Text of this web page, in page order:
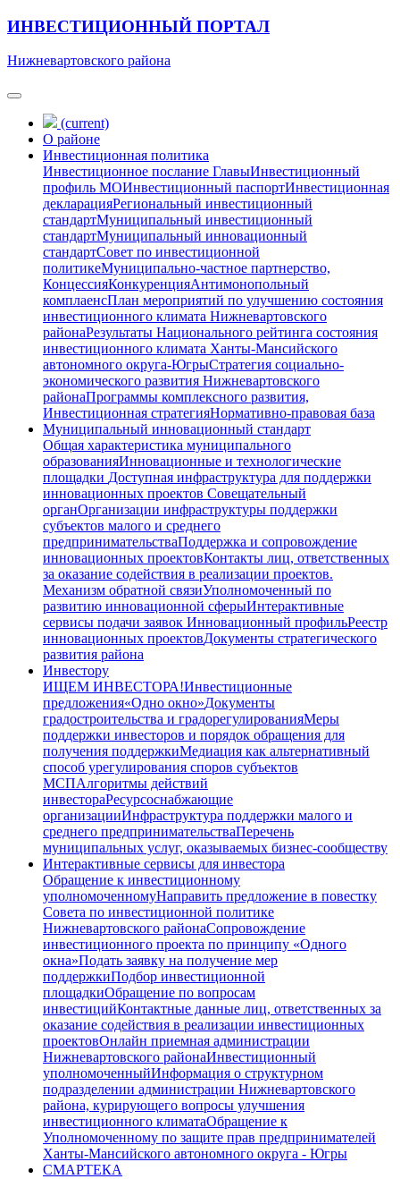
ИНВЕСТИЦИОННЫЙ ПОРТАЛ
Нижневартовского района
(current)
О районе
Инвестиционная политика
Инвестиционное послание ГлавыИнвестиционный
профиль МОИнвестиционный паспортИнвестиционная
декларацияРегиональный инвестиционный
стандартМуниципальный инвестиционный
стандартМуниципальный инновационный
стандартСовет по инвестиционной
политикеМуниципально-частное партнерство,
КонцессияКонкуренцияАнтимонопольный
комплаенсПлан мероприятий по улучшению состояния
инвестиционного климата Нижневартовского
районаРезультаты Национального рейтинга состояния
инвестиционного климата Ханты-Мансийского
автономного округа-ЮгрыСтратегия социально-
экономического развития Нижневартовского
районаПрограммы комплексного развития,
Инвестиционная стратегияНормативно-правовая база
Муниципальный инновационный стандарт
Общая характеристика муниципального
образованияИнновационные и технологические
площадки Доступная инфраструктура для поддержки
инновационных проектов Совещательный
органОрганизации инфраструктуры поддержки
субъектов малого и среднего
предпринимательстваПоддержка и сопровождение
инновационных проектовКонтакты лиц, ответственных
за оказание содействия в реализации проектов.
Механизм обратной связиУполномоченный по
развитию инновационной сферыИнтерактивные
сервисы подачи заявок Инновационный профильРеестр
инновационных проектовДокументы стратегического
развития района
Инвестору
ИЩЕМ ИНВЕСТОРА!Инвестиционные
предложения«Одно окно»Документы
градостроительства и градорегулированияМеры
поддержки инвесторов и порядок обращения для
получения поддержкиМедиация как альтернативный
способ урегулирования споров субъектов
МСПАлгоритмы действий
инвестораРесурсоснабжающие
организацииИнфраструктура поддержки малого и
среднего предпринимательстваПеречень
муниципальных услуг, оказываемых бизнес-сообществу
Интерактивные сервисы для инвестора
Обращение к инвестиционному
уполномоченномуНаправить предложение в повестку
Совета по инвестиционной политике
Нижневартовского районаСопровождение
инвестиционного проекта по принципу «Одного
окна»Подать заявку на получение мер
поддержкиПодбор инвестиционной
площадкиОбращение по вопросам
инвестицийКонтактные данные лиц, ответственных за
оказание содействия в реализации инвестиционных
проектовОнлайн приемная администрации
Нижневартовского районаИнвестиционный
уполномоченныйИнформация о структурном
подразделении администрации Нижневартовского
района, курирующего вопросы улучшения
инвестиционного климатаОбращение к
Уполномоченному по защите прав предпринимателей
Ханты-Мансийского автономного округа - Югры
СМАРТЕКА